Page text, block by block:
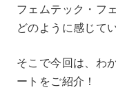
フェムテック・フ
どのように感じて
そこで今回は、わ
ートをご紹介！